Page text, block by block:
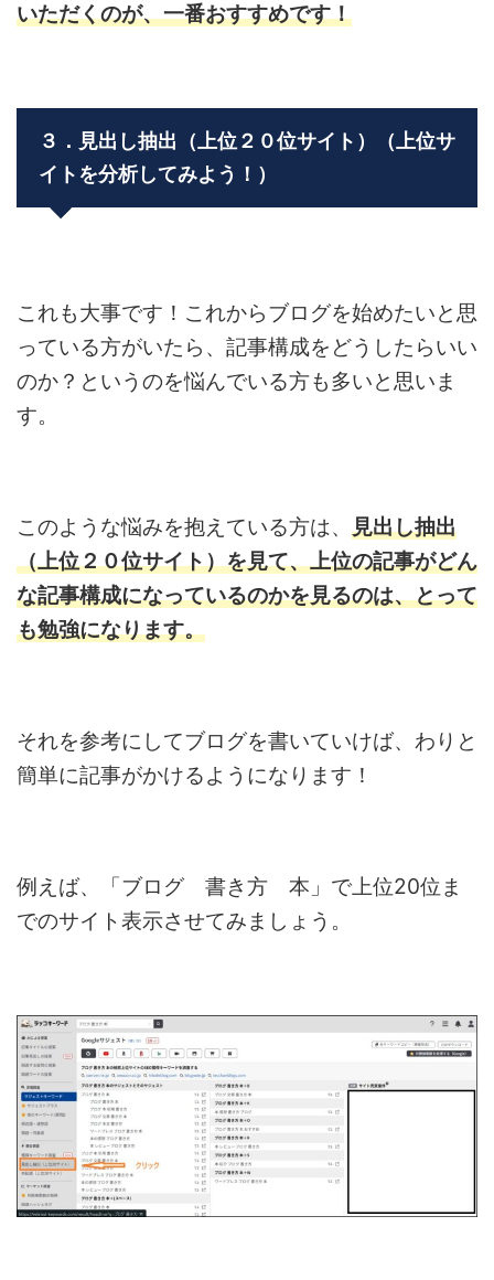
いただくのが、一番おすすめです！
３．見出し抽出（上位２０位サイト）（上位サ
イトを分析してみよう！）
これも大事です！これからブログを始めたいと思
っている方がいたら、記事構成をどうしたらいい
のか？というのを悩んでいる方も多いと思いま
す。
このような悩みを抱えている方は、 見出し抽出
（上位２０位サイト）を見て、上位の記事がどん
な記事構成になっているのかを見るのは、とって
も勉強になります。
それを参考にしてブログを書いていけば、わり と
簡単に記事がかけるようになります！
例えば、「ブログ 書き方 本」で上位20位ま
でのサイト表示させてみましょう。